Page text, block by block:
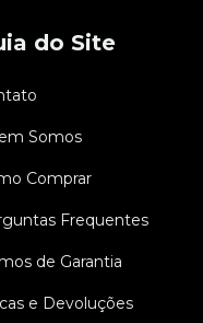
do Site
Somos
Comprar
Frequentes
de Garantia
e Devoluções